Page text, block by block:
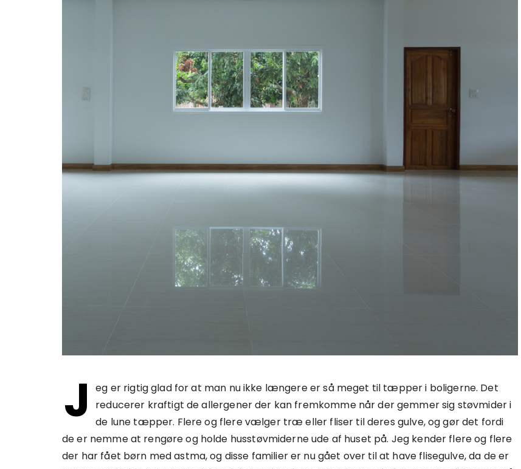
J
eg er rigtig glad for at man nu ikke længere er så meget til tæpper i boligerne. Det
reducerer kraftigt de allergener der kan fremkomme når der gemmer sig støvmider i
de lune tæpper. Flere og flere vælger træ eller fliser til deres gulve, og gør det fordi
de er nemme at rengøre og holde husstøvmiderne ude af huset på. Jeg kender flere og flere
der har fået børn med astma, og disse familier er nu gået over til at have flisegulve, da de er